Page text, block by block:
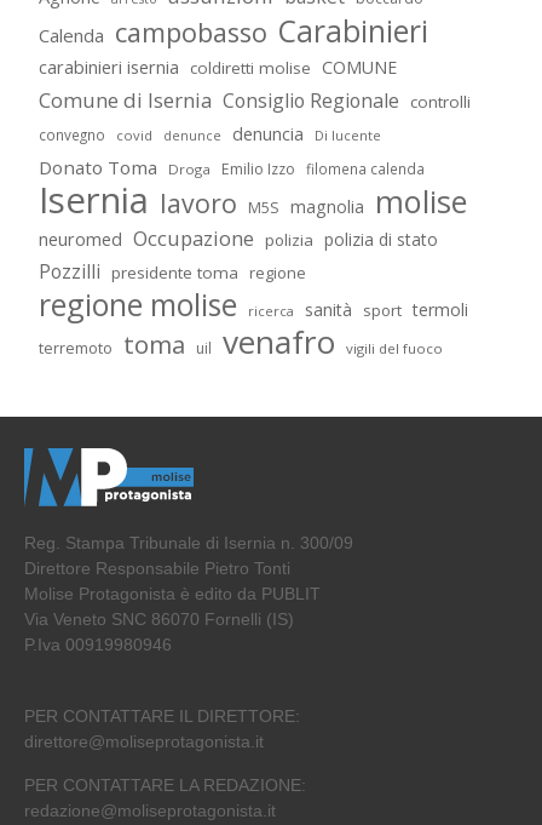
Calenda campobasso Carabinieri
carabinieri isernia coldiretti molise COMUNE
Comune di Isernia Consiglio Regionale controlli
convegno covid denunce denuncia Di lucente
Donato Toma Droga Emilio Izzo filomena calenda
Isernia lavoro M5S magnolia molise
neuromed Occupazione polizia polizia di stato
Pozzilli presidente toma regione
regione molise ricerca sanità sport termoli
terremoto toma uil venafro vigili del fuoco
Reg. Stampa Tribunale di Isernia n. 300/09
Direttore Responsabile Pietro Tonti
Molise Protagonista è edito da PUBLIT
Via Veneto SNC 86070 Fornelli (IS)
P.Iva 00919980946
PER CONTATTARE IL DIRETTORE:
direttore@moliseprotagonista.it
PER CONTATTARE LA REDAZIONE:
redazione@moliseprotagonista.it